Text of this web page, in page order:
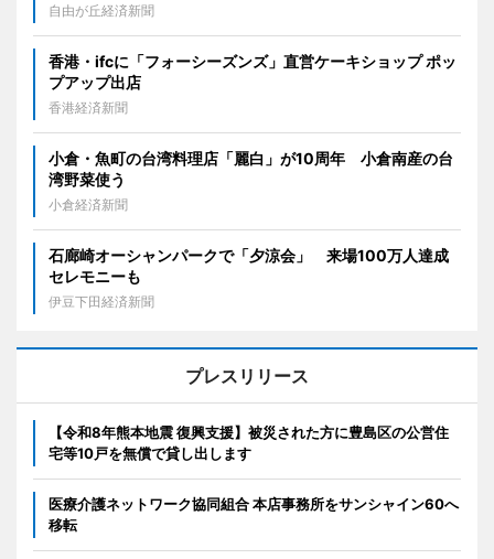
自由が丘経済新聞
香港・ifcに「フォーシーズンズ」直営ケーキショップ ポッ
プアップ出店
香港経済新聞
小倉・魚町の台湾料理店「麗白」が10周年 小倉南産の台
湾野菜使う
小倉経済新聞
石廊崎オーシャンパークで「夕涼会」 来場100万人達成
セレモニーも
伊豆下田経済新聞
プレスリリース
【令和8年熊本地震 復興支援】被災された方に豊島区の公営住
宅等10戸を無償で貸し出します
医療介護ネットワーク協同組合 本店事務所をサンシャイン60へ
移転